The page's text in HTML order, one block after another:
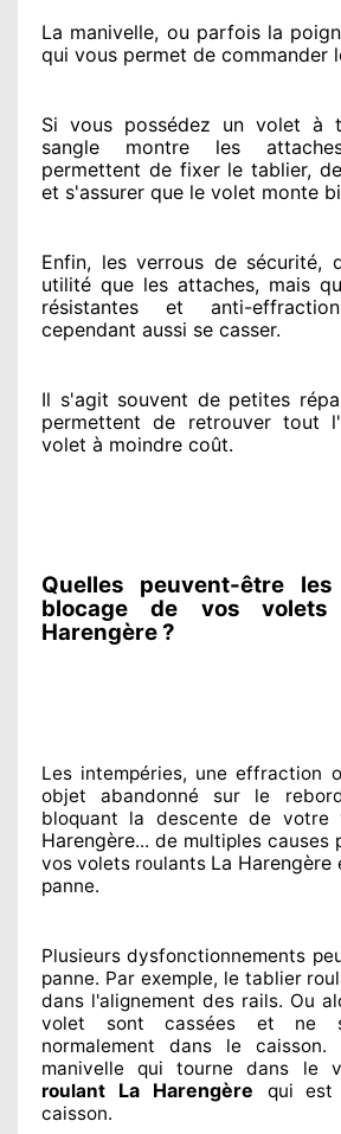
La manivelle, ou parfois la
qui vous permet de commander
Si vous possédez un volet à
sangle montre les
permettent de fixer le tablier,
et s'assurer que le volet monte
Enfin, les verrous de sécurité,
utilité que les attaches, mais
résistantes et anti-
cependant aussi se casser.
Il s'agit souvent de petites
permettent de retrouver tout
volet à moindre coût.
Quelles peuvent-être
blocage de vos volets
Harengère ?
Les intempéries, une effraction
objet abandonné sur le
bloquant la descente de votre
Harengère... de multiples causes
vos volets roulants La Harengère
panne.
Plusieurs dysfonctionnements
panne. Par exemple, le tablier
dans l'alignement des rails. Ou
volet sont cassées et ne
normalement dans le caisson.
manivelle qui tourne dans le
roulant La Harengère qui est
caisson.